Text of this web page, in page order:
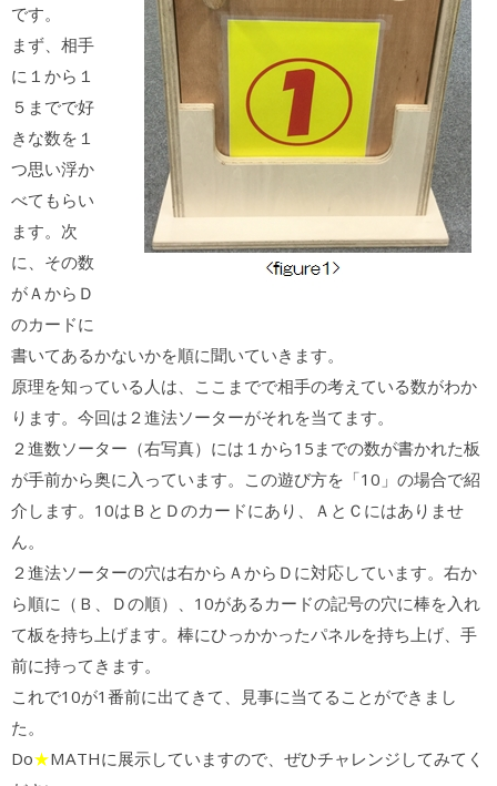
です。
まず、相手
に１から１
５までで好
きな数を１
つ思い浮か
べてもらい
ます。次
に、その数
がＡからＤ
のカードに
書いてあるかないかを順に聞いていきます。
原理を知っている人は、ここまでで相手の考えている数がわか
ります。今回は２進法ソーターがそれを当てます。
２進数ソーター（右写真）には１から15までの数が書かれた板
が手前から奥に入っています。この遊び方を「10」の場合で紹
介します。10はＢとＤのカードにあり、ＡとＣにはありませ
ん。
２進法ソーターの穴は右からＡからＤに対応しています。右か
ら順に（Ｂ、Ｄの順）、10があるカードの記号の穴に棒を入れ
て板を持ち上げます。棒にひっかかったパネルを持ち上げ、手
前に持ってきます。
これで10が1番前に出てきて、見事に当てることができまし
た。
Do★MATHに展示していますので、ぜひチャレンジしてみてく